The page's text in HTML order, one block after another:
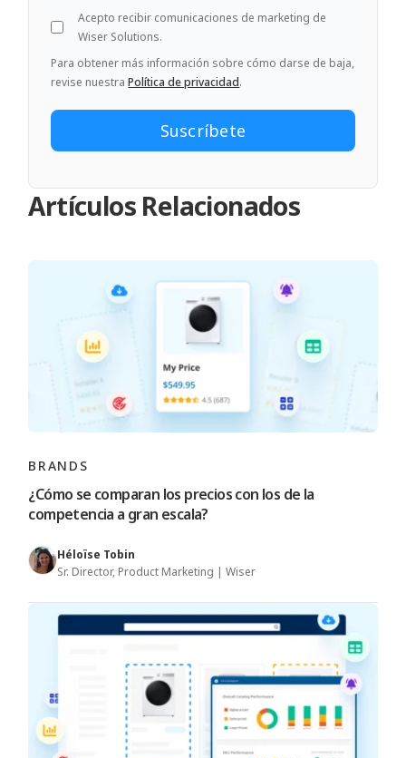
Acepto recibir comunicaciones de marketing de
Wiser Solutions.
Para obtener más información sobre cómo darse de baja,
revise nuestraPolítica de privacidad.
Artículos Relacionados
BRANDS
¿Cómo se comparan los precios con los de la
competencia a gran escala?
Héloïse Tobin
Sr. Director, Product Marketing | Wiser